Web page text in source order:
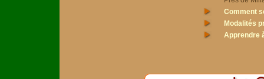
Comment
Modalités
Apprendre